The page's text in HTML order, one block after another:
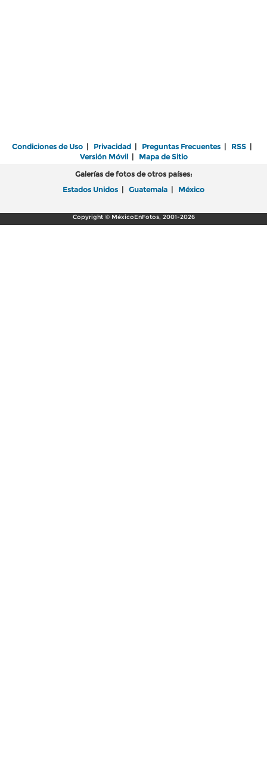
Condiciones de Uso | Privacidad | Preguntas Frecuentes | RSS |
Versión Móvil| Mapa de Sitio
Galerías de fotos de otros países:
Estados Unidos | Guatemala | México
Copyright © MéxicoEnFotos, 2001-2026